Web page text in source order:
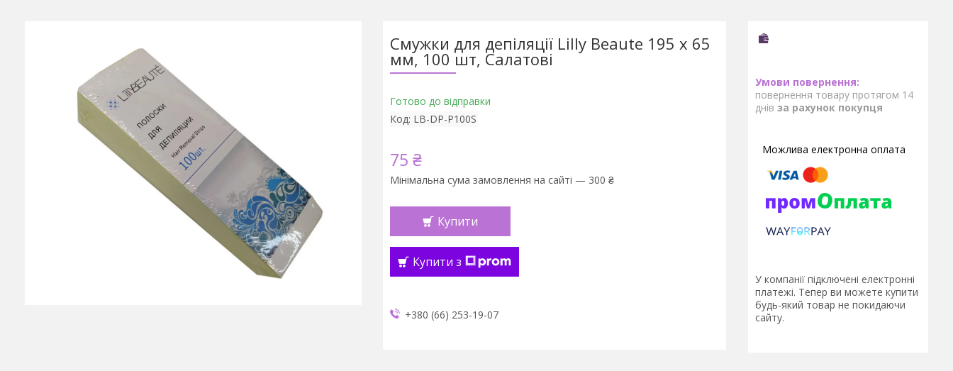
Смужки для депіляції Lilly Beaute 195 x 65
мм, 100 шт, Салатові
Готово до відправки
Код: LB-DP-P100S
75 ₴
Мінімальна сума замовлення на сайті — 300 ₴
Купити
Купити з
+380 (66) 253-19-07
повернення товару протягом 14
днів за рахунок покупця
У компанії підключені електронні
платежі. Тепер ви можете купити
будь-який товар не покидаючи
сайту.